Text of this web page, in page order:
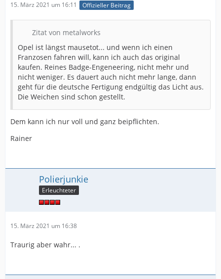
15. März 2021 um 16:11 Offizieller Beitrag
Zitat von metalworks
Opel ist längst mausetot... und wenn ich einen
Franzosen fahren will, kann ich auch das original
kaufen. Reines Badge-Engeneering, nicht mehr und
nicht weniger. Es dauert auch nicht mehr lange, dann
geht für die deutsche Fertigung endgültig das Licht aus.
Die Weichen sind schon gestellt.
Dem kann ich nur voll und ganz beipflichten.
Rainer
Polierjunkie
Erleuchteter
15. März 2021 um 16:38
Traurig aber wahr... .